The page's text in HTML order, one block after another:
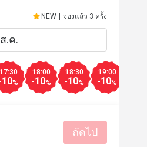
NEW | จองแล้ว 3 ครั้ง
17:30
10%
18:00
-10%
18:30
-10%
19:00
-10%
ถัดไป